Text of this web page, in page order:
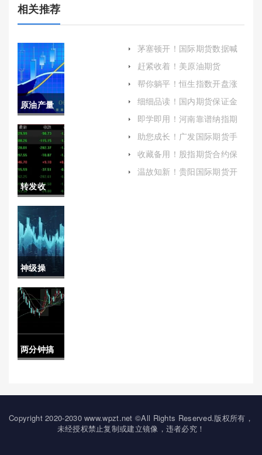
相关推荐
原油产量
10万吨怎
么样(原油
产量10万
吨怎么样
啊)
转发收
藏！期货
黄金一手
手续多少
(期货黄金
一手手续
多少钱)
神级操
作！卷板
期货实时
行情(投资
策略和风
两分钟搞
期货 黄金
结算(石油
茅塞顿开！国际期货数据喊
22小时)
赶紧收着！美原油期货
帮你躺平！恒生指数开盘涨
的时间)
细细品读！国内期货保证金
和手续费高不高)
即学即用！河南靠谱纳指期
有益的参考和帮助）
助您成长！广发国际期货手
收藏备用！股指期货合约保
能力）
温故知新！贵阳国际期货开
Copyright 2020-2030 www.wpzt.net ©All Rights Reserved.版权所有，
未经授权禁止复制或建立镜像，违者必究！